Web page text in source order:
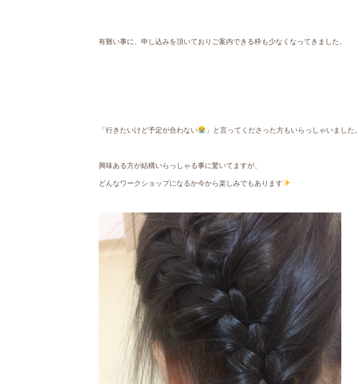
有難い事に、申し込みを頂いておりご案内できる枠も少なくなってきました。
「行きたいけど予定が合わない 」と言ってくださった方もいらっしゃいました。
興味ある方が結構いらっしゃる事に驚いてますが、
どんなワークショップになるか今から楽しみでもあります